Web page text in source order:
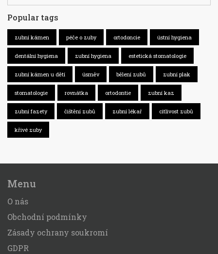
Popular tags
zubní kámen péče o zuby ortodoncie ústní hygiena
dentální hygiena zubní hygiena estetická stomatologie
zubní kámen u dětí úsměv bělení zubů zubní plak
stomatologie rovnátka ortodontie zubní kaz
zubní fazety čištění zubů zubní lékař citlivost zubů
křivé zuby
Menu
O nás
Obchodní podmínky
Zásady ochrany soukromí
GDPR